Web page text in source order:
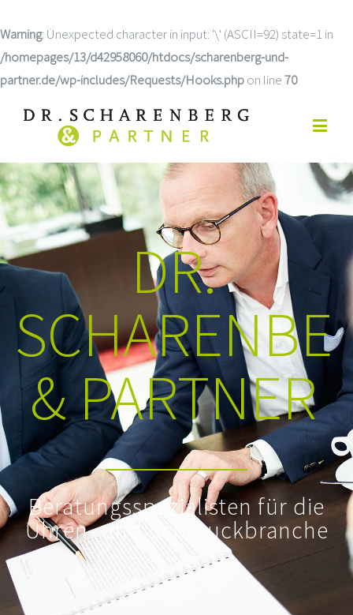
Warning: Unexpected character in input: '\' (ASCII=92) state=1 in
/homepages/13/d42958060/htdocs/scharenberg-und-
partner.de/wp-includes/Requests/Hooks.phpon line70
DR.
& PARTNER
Beratungsspezialisten für die
Uhren- und Schmuckbranche